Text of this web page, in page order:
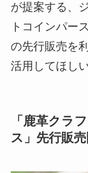
が提案する、
トコインパー
の先行販売を
活用してほしい
「鹿革クラ
ス」先行販